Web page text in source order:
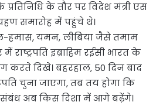
प्रतिनिधि के तौर पर विदेश मंत्री एस
समारोह में पहुंचे थे।
हमास, यमन, लीबिया जैसे तमाम
राष्ट्रपति इब्राहिम रईसी भारत के
करते दिखे। बहरहाल, 50 दिन बाद
चुना जाएगा, तब तय होगा कि
अब किस दिशा में आगे बढ़ेंगे।